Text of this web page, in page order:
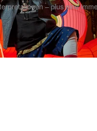
– plus eine